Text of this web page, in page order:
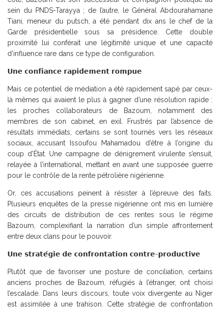
sein du PNDS-Tarayya ; de l’autre, le Général Abdourahamane
Tiani, meneur du putsch, a été pendant dix ans le chef de la
Garde présidentielle sous sa présidence. Cette double
proximité lui conférait une légitimité unique et une capacité
d’influence rare dans ce type de configuration.
𝗨𝗻𝗲 𝗰𝗼𝗻𝗳𝗶𝗮𝗻𝗰𝗲 𝗿𝗮𝗽𝗶𝗱𝗲𝗺𝗲𝗻𝘁 𝗿𝗼𝗺𝗽𝘂𝗲
Mais ce potentiel de médiation a été rapidement sapé par ceux-
là mêmes qui avaient le plus à gagner d’une résolution rapide :
les proches collaborateurs de Bazoum, notamment des
membres de son cabinet, en exil. Frustrés par l’absence de
résultats immédiats, certains se sont tournés vers les réseaux
sociaux, accusant Issoufou Mahamadou d’être à l’origine du
coup d’État. Une campagne de dénigrement virulente s’ensuit,
relayée à l’international, mettant en avant une supposée guerre
pour le contrôle de la rente pétrolière nigérienne.
Or, ces accusations peinent à résister à l’épreuve des faits.
Plusieurs enquêtes de la presse nigérienne ont mis en lumière
des circuits de distribution de ces rentes sous le régime
Bazoum, complexifiant la narration d’un simple affrontement
entre deux clans pour le pouvoir.
𝗨𝗻𝗲 𝘀𝘁𝗿𝗮𝘁𝗲́𝗴𝗶𝗲 𝗱𝗲 𝗰𝗼𝗻𝗳𝗿𝗼𝗻𝘁𝗮𝘁𝗶𝗼𝗻 𝗰𝗼𝗻𝘁𝗿𝗲-𝗽𝗿𝗼𝗱𝘂𝗰𝘁𝗶𝘃𝗲
Plutôt que de favoriser une posture de conciliation, certains
anciens proches de Bazoum, réfugiés à l’étranger, ont choisi
l’escalade. Dans leurs discours, toute voix divergente au Niger
est assimilée à une trahison. Cette stratégie de confrontation